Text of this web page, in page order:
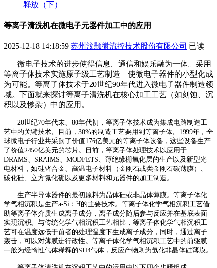
释放（下）
等离子清洗机在微电子元器件加工中的应用
2025-12-18 14:18:59 苏州汶颢微流控技术股份有限公司 已读
微电子技术的进步使得信息、通信和娱乐融为一体。采用
等离子体技术实施原子级工艺制造，使微电子器件的小型化成
为可能。等离子体技术于20世纪90年代进入微电子器件制造领
域。下面就来探讨等离子清洗机在核心加工工艺（如刻蚀、沉
积以及惨杂）中的应用。
20世纪70年代末、80年代初，等离子体技术成为集成电路制造工
艺中的关键技术。目前，30%的制造工艺要用到等离子体。1999年，全
球微电子行业共采购了价值176亿美元的等离子体设备，这些设备生产
了价值2450亿美元的芯片。目前，等离子体处理技术以应用于
DRAMS、SRAIMS、MODFETS、薄绝缘栅氧化层的生产以及新型光
电材料，如硅锗合金、高温电子材料（金刚石或类金刚石碳薄膜）、
碳化硅、立方氮化硼以及更多材料和元器件的加工制造。
生产半导体器件的最初原料为晶体硅或非晶体薄膜。等离子体化
学气相沉积是生产a-Si：H的主要技术。等离子体化学气相沉积工艺借
助等离子体介质生成离子成分，离子成分随后参与反应并在基底表面
实现沉积。与传统化学气相沉积工艺相比，等离子体化学气相沉积工
艺可在温度远低于前者的处理温度下生成离子成分，同时，通过离子
轰击，可以对薄膜进行改性。等离子体化学气相沉积工艺中的前驱膜
一般为经惰性气体稀释的SH4气体，反应产物则为氢化非晶体硅薄膜。